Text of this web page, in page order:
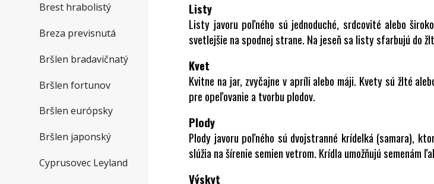
Brest hrabolistý
Breza previsnutá
Bršlen bradavičnatý
Bršlen fortunov
Bršlen európsky
Bršlen japonský
Cyprusovec Leyland
Listy
Listy javoru poľného sú jednoduché, srdcovité alebo
svetlejšie na spodnej strane. Na jeseň sa listy sfarbujú do
Kvet
Kvitne na jar, zvyčajne v apríli alebo máji. Kvety sú žlté
pre opeľovanie a tvorbu plodov.
Plody
Plody javoru poľného sú dvojstranné krídelká (samara),
slúžia na šírenie semien vetrom. Krídla umožňujú semenám
Výskyt